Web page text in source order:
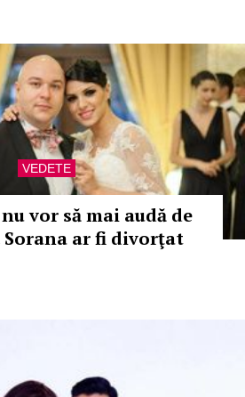
VEDETE
vor să mai audă de
ar fi divorţat